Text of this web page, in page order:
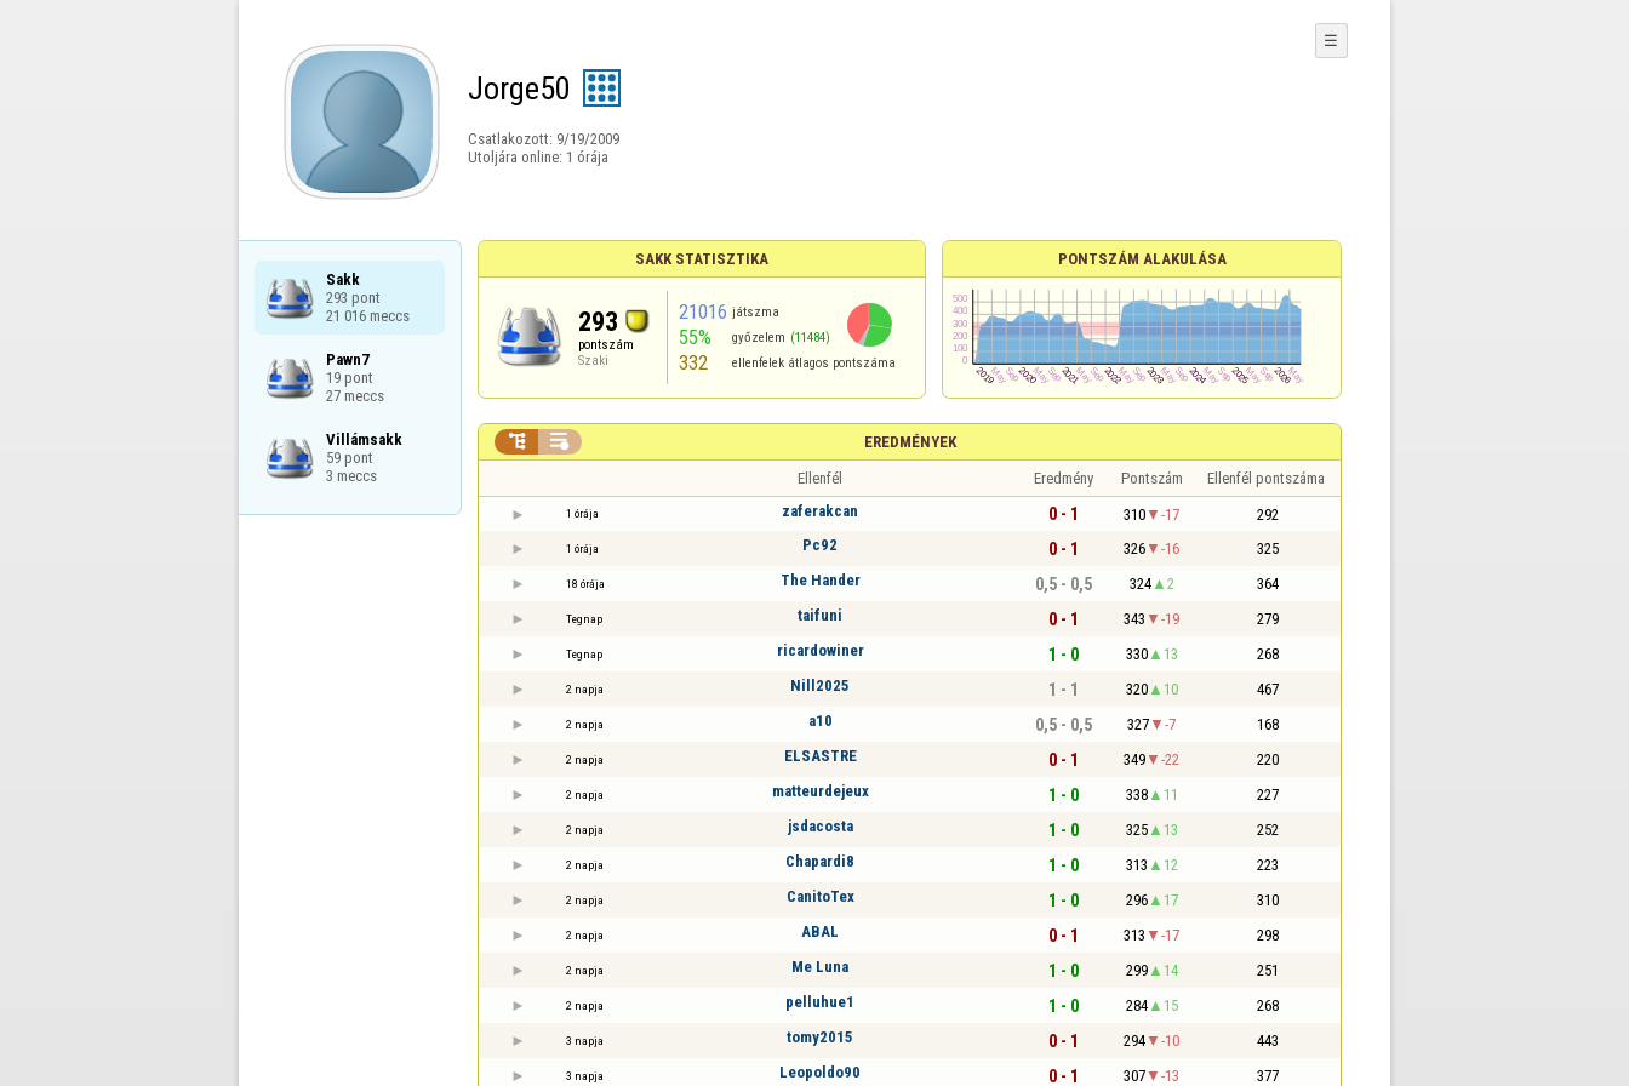
Jorge50
Csatlakozott: 9/19/2009
Utoljára online: 1 órája
☰
Sakk
293 pont
21 016 meccs
Pawn7
19 pont
27 meccs
Villámsakk
59 pont
3 meccs
SAKK STATISZTIKA
293
pontszám
Szaki
21016 játszma
55% győzelem (11484)
332 ellenfelek átlagos pontszáma
PONTSZÁM ALAKULÁSA
EREDMÉNYEK
 
Ellenfél Eredmény Pontszám Ellenfél pontszáma
1 órája zaferakcan 0 - 1 310 -17 292
1 órája Pc92 0 - 1 326 -16 325
18 órája The Hander 0,5 - 0,5 324 2 364
Tegnap taifuni 0 - 1 343 -19 279
Tegnap ricardowiner 1 - 0 330 13 268
2 napja Nill2025 1 - 1 320 10 467
2 napja a10 0,5 - 0,5 327 -7 168
2 napja ELSASTRE 0 - 1 349 -22 220
2 napja matteurdejeux 1 - 0 338 11 227
2 napja jsdacosta 1 - 0 325 13 252
2 napja Chapardi8 1 - 0 313 12 223
2 napja CanitoTex 1 - 0 296 17 310
2 napja ABAL 0 - 1 313 -17 298
2 napja Me Luna 1 - 0 299 14 251
2 napja pelluhue1 1 - 0 284 15 268
3 napja tomy2015 0 - 1 294 -10 443
3 napja Leopoldo90 0 - 1 307 -13 377